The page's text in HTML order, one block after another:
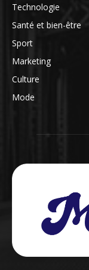
Technologie
Santé et bien-être
Sport
Marketing
Culture
Mode